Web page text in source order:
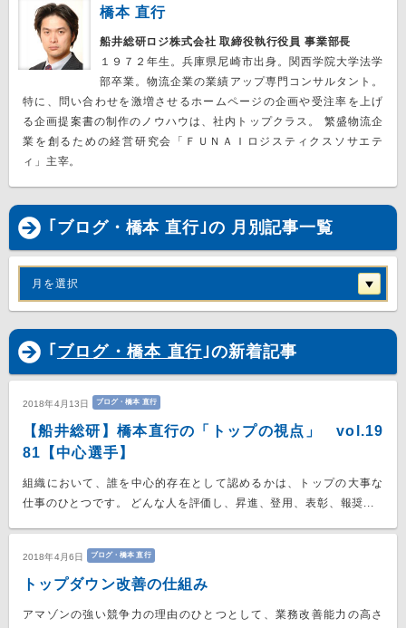
橋本 直行
船井総研ロジ株式会社 取締役執行役員 事業部長
１９７２年生。兵庫県尼崎市出身。関西学院大学法学
部卒業。物流企業の業績アップ専門コンサルタント。
特に、問い合わせを激増させるホームページの企画や受注率を上げ
る企画提案書の制作のノウハウは、社内トップクラス。 繁盛物流企
業を創るための経営研究会「ＦＵＮＡＩロジスティクスソサエテ
ィ」主宰。
｢ブログ・橋本 直行｣の 月別記事一覧
月を選択
｢ ブログ・橋本 直行｣の新着記事
2018年4月13日 ブログ・橋本 直行
【船井総研】橋本直行の「トップの視点」 vol.19
81【中心選手】
組織において、誰を中心的存在として認めるかは、トップの大事な
仕事のひとつです。 どんな人を評価し、昇進、登用、表彰、報奨...
2018年4月6日 ブログ・橋本 直行
トップダウン改善の仕組み
アマゾンの強い競争力の理由のひとつとして、業務改善能力の高さ